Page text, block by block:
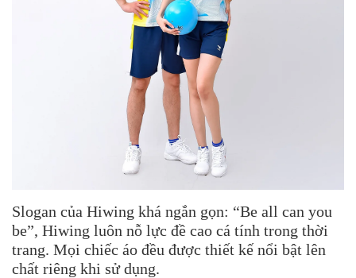
Slogan của Hiwing khá ngắn gọn: “Be all can you
be”, Hiwing luôn nỗ lực đề cao cá tính trong thời
trang. Mọi chiếc áo đều được thiết kế nổi bật lên
chất riêng khi sử dụng.